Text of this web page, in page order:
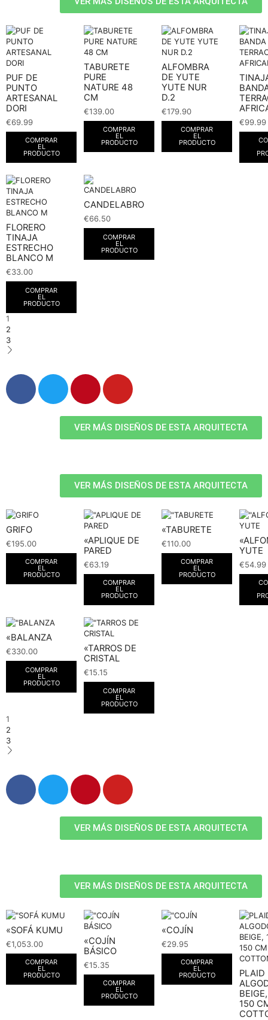
PUF DE
PUNTO
ARTESANAL
DORI
€69.99
COMPRAR
EL
PRODUCTO
TABURETE
PURE
NATURE 48
CM
€139.00
COMPRAR
EL
PRODUCTO
ALFOMBRA
DE YUTE
YUTE NUR
D.2
€179.90
COMPRAR
EL
PRODUCTO
€99.99
FLORERO
TINAJA
ESTRECHO
BLANCO M
€33.00
COMPRAR
EL
PRODUCTO
CANDELABRO
€66.50
COMPRAR
EL
PRODUCTO
1
2
3
VER MÁS DISEÑOS DE ESTA ARQUITECTA
VER MÁS DISEÑOS DE ESTA ARQUITECTA
GRIFO
€195.00
COMPRAR
EL
PRODUCTO
«APLIQUE DE
PARED
€63.19
COMPRAR
EL
PRODUCTO
«TABURETE
€110.00
COMPRAR
EL
PRODUCTO
YUTE
€54.99
«BALANZA
€330.00
COMPRAR
EL
PRODUCTO
«TARROS DE
CRISTAL
€15.15
COMPRAR
EL
PRODUCTO
1
2
3
VER MÁS DISEÑOS DE ESTA ARQUITECTA
VER MÁS DISEÑOS DE ESTA ARQUITECTA
«SOFÁ KUMU
€1,053.00
COMPRAR
EL
PRODUCTO
«COJÍN
BÁSICO
€15.35
COMPRAR
EL
PRODUCTO
«COJÍN
€29.95
COMPRAR
EL
PRODUCTO
PLAID
150